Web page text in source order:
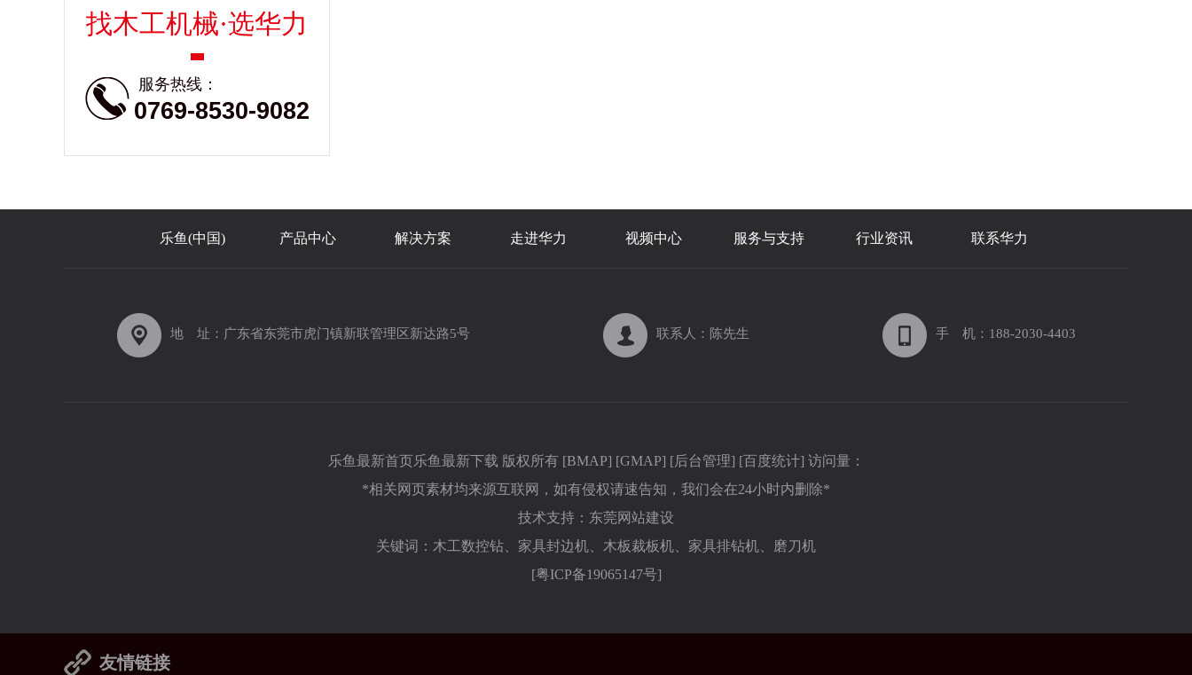
找木工机械·选华力
服务热线：
0769-8530-9082
乐鱼(中国) 产品中心 解决方案 走进华力 视频中心 服务与支持 行业资讯 联系华力
地 址：广东省东莞市虎门镇新联管理区新达路5号 联系人：陈先生 手 机：188-2030-4403
乐鱼最新首页乐鱼最新下载 版权所有 [BMAP] [GMAP] [后台管理] [百度统计] 访问量：
*相关网页素材均来源互联网，如有侵权请速告知，我们会在24小时内删除*
技术支持： 东莞网站建设
关键词：木工数控钻、家具封边机、木板裁板机、家具排钻机、磨刀机
[粤ICP备19065147号]
友情链接